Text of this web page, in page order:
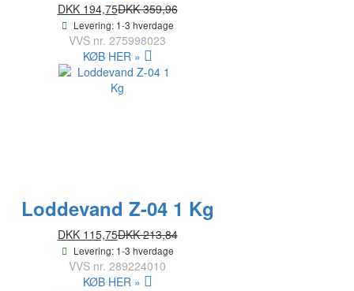
DKK 194,75DKK 359,96
Levering: 1-3 hverdage
VVS nr. 275998023
KØB HER »
Loddevand Z-04 1 Kg
DKK 115,75DKK 213,84
Levering: 1-3 hverdage
VVS nr. 289224010
KØB HER »